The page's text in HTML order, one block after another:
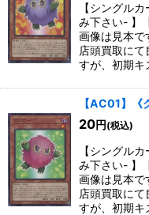
【シングル
み下さい- 】
画像は見本で
店頭買取に
すが、初期
【AC01】《
20円 (税込)
【シングル
み下さい- 】
画像は見本で
店頭買取に
すが、初期